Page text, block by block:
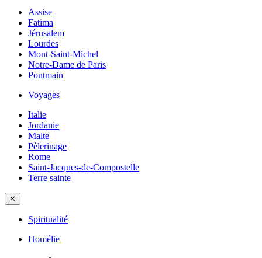
Assise
Fatima
Jérusalem
Lourdes
Mont-Saint-Michel
Notre-Dame de Paris
Pontmain
Voyages
Italie
Jordanie
Malte
Pèlerinage
Rome
Saint-Jacques-de-Compostelle
Terre sainte
✕
Spiritualité
Homélie